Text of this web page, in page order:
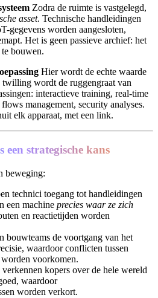
Zodra de ruimte is vastgelegd,
asset. Technische handleidingen
gegevens worden aangesloten,
Het is geen passieve archief: het
bouwen.
Hier wordt de echte waarde
twilling wordt de ruggengraat van
interactieve training, real-time
management, security analyses.
elk apparaat, met een link.
een strategische kans
beweging:
technici toegang tot handleidingen
een machine precies waar ze zich
en reactietijden worden
bouwteams de voortgang van het
waardoor conflicten tussen
voorkomen.
verkennen kopers over de hele wereld
waardoor
worden verkort.